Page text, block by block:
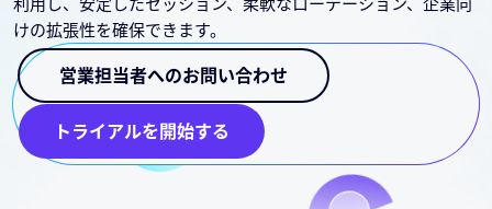
利用し、安定したセッション、柔軟なローテーション、企業向
けの拡張性を確保できます。
営業担当者へのお問い合わせ
トライアルを開始する